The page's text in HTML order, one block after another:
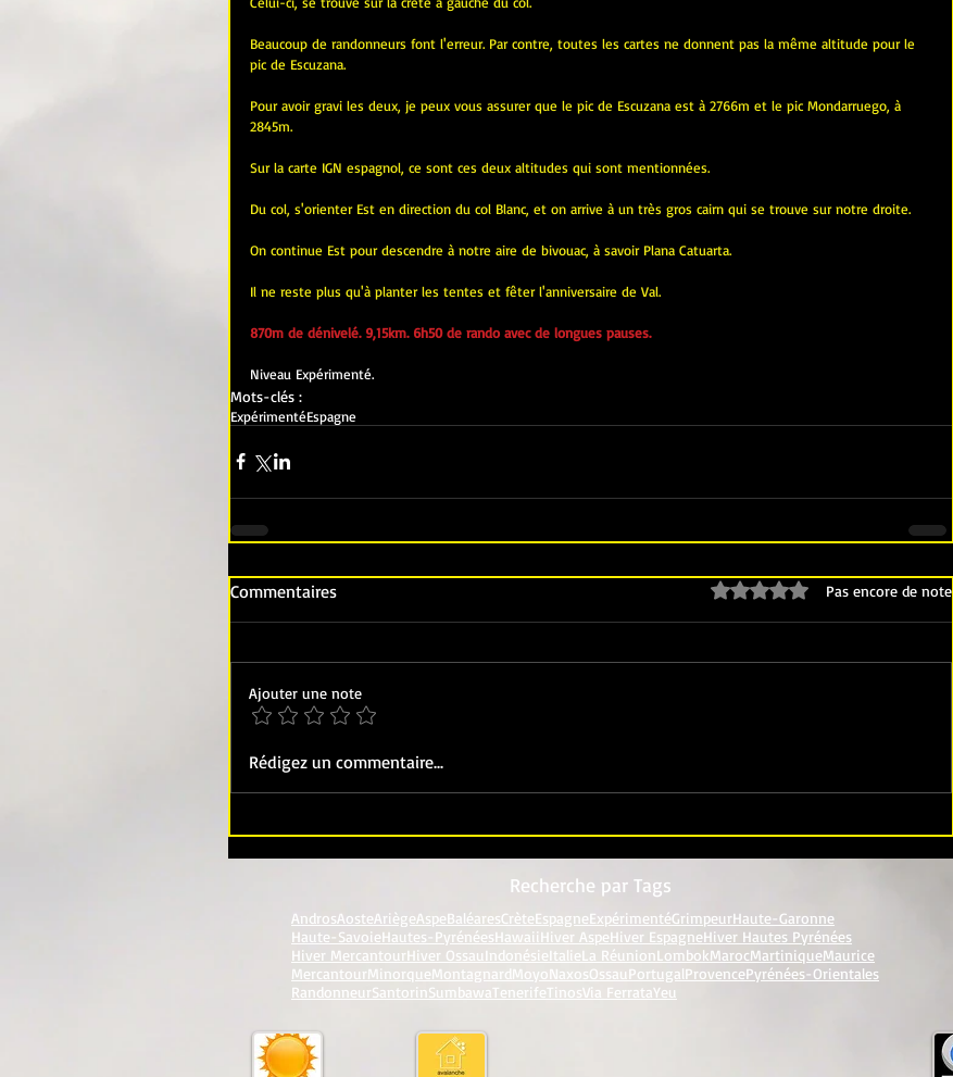
Beaucoup de randonneurs font l'erreur. Par contre, toutes les cartes ne donnent pas la même altitude pour le
pic de Escuzana.
Pour avoir gravi les deux, je peux vous assurer que le pic de Escuzana est à 2766m et le pic Mondarruego, à
2845m.
Sur la carte IGN espagnol, ce sont ces deux altitudes qui sont mentionnées.
Du col, s'orienter Est en direction du col Blanc, et on arrive à un très gros cairn qui se trouve sur notre droite.
On continue Est pour descendre à notre aire de bivouac, à savoir Plana Catuarta.
Il ne reste plus qu'à planter les tentes et fêter l'anniversaire de Val.
870m de dénivelé. 9,15km. 6h50 de rando avec de longues pauses.
Niveau Expérimenté.
Mots-clés :
ExpérimentéEspagne
Commentaires Noté 0 étoile sur 5. Pas encore de note
Ajouter une note
Rédigez un commentaire...
Recherche par Tags
AndrosAosteAriègeAspeBaléaresCrèteEspagneExpérimentéGrimpeurHaute-Garonne
Haute-SavoieHautes-PyrénéesHawaiiHiver AspeHiver EspagneHiver Hautes Pyrénées
Hiver MercantourHiver OssauIndonésieItalieLa RéunionLombokMarocMartiniqueMaurice
MercantourMinorqueMontagnardMoyoNaxosOssauPortugalProvencePyrénées-Orientales
RandonneurSantorinSumbawaTenerifeTinosVia FerrataYeu